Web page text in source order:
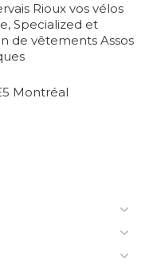
Rioux vos vélos
Specialized et
de vêtements Assos
Montréal